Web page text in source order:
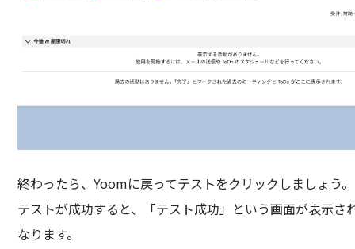
終わったら、Yoomに戻ってテストをクリックしましょう。
テストが成功すると、「テスト成功」という画面が表示
なります。